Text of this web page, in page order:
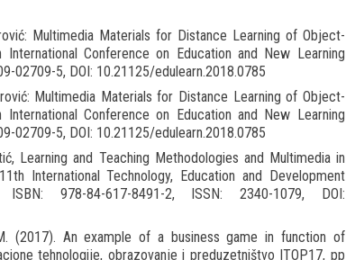
Multimedia Materials for Distance Learning of Object-
Conference on Education and New Learning
02709-5, DOI: 10.21125/edulearn.2018.0785
Multimedia Materials for Distance Learning of Object-
Conference on Education and New Learning
02709-5, DOI: 10.21125/edulearn.2018.0785
Learning and Teaching Methodologies and Multimedia in
International Technology, Education and Development
978-84-617-8491-2, ISSN: 2340-1079, DOI:
(2017). An example of a business game in function of
tehnologije, obrazovanje i preduzetništvo ITOP17, pp